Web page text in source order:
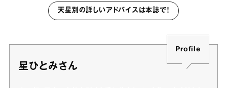
天星別の詳しいアドバイスは本誌で！
星ひとみさん
Profile